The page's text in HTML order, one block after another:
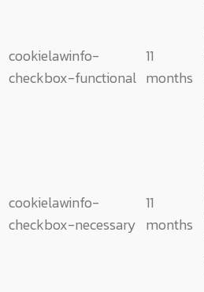
cookielawinfo-
checkbox-functional
11
months
cookielawinfo-
checkbox-necessary
11
months